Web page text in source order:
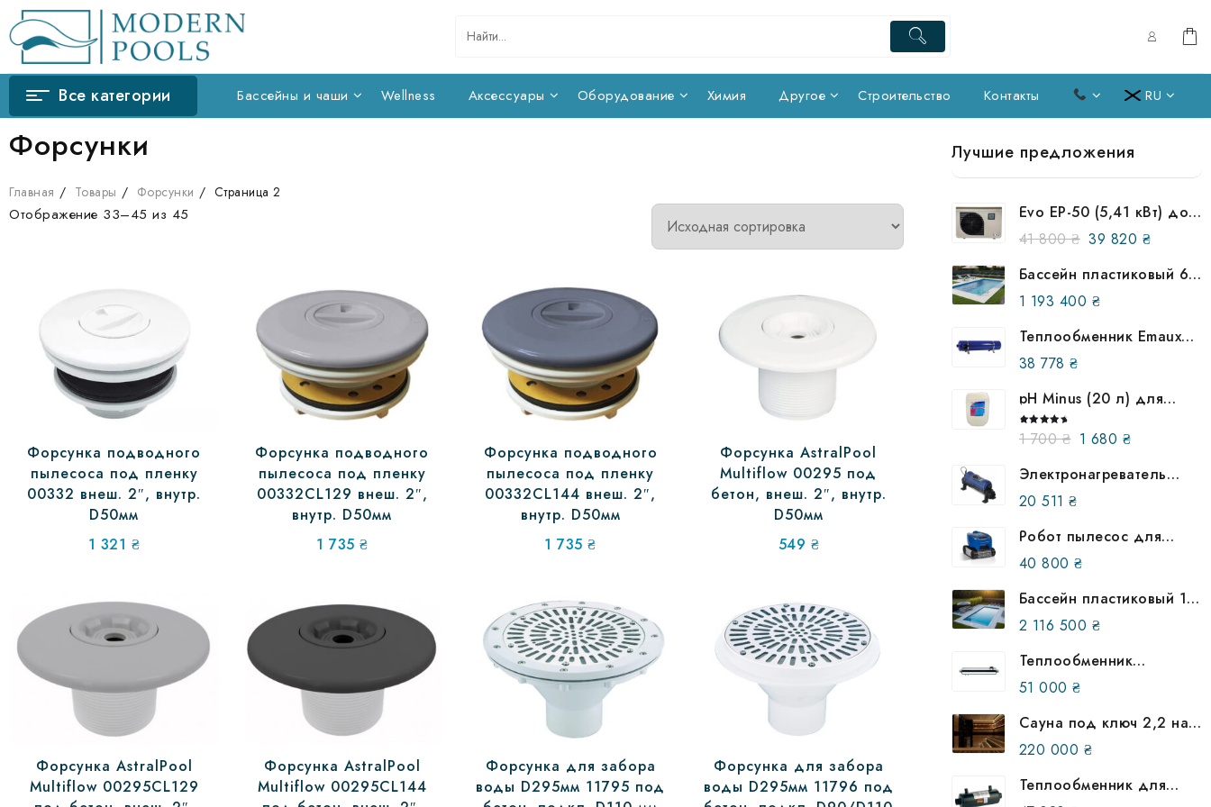
Skip
to
content
Все категории Бассейны и чаши Wellness Аксессуары Оборудование Химия Другое Строительство Контакты RU
Лучшие предложения
Evo EP-50 (5,41 кВт) до
25 м³ Тепловые насосы
для бассейна
41 800₴ Первоначальная
составляла
41
39 820 ₴Текущая
39
Бассейн пластиковый 6
на 3 метра в землю
(улучшенная
комплектация)
1 193 400 ₴
Теплообменник Emaux
HE 120 кВт (12477)
38 778₴
pH Minus (20 л) для
бассейна. Жидкость для
понижения уровня ПШ
Оценка
5.00из 5
1 700₴ Первоначальная
составляла
1 680 ₴Текущая
1
Электронагреватель
Elecro Flowline 2 Titan
18кВт 380В (23135)
20 511₴
Робот пылесос для
бассейна Zodiac Tornax
Pro RT 3200 (WR000093)
40 800₴
Бассейн пластиковый 12
на 6 метров в землю
(улучшенная
комплектация)
2 116 500 ₴
Теплообменник
трубчатый AIC B 400 117
кВт, 870700
51 000₴
Сауна под ключ 2,2 на
2,2м в доме
220 000 ₴
Теплообменник для
Форсунки
Главная Товары Форсунки Страница 2
Отображение 33–45 из 45
Форсунка подводного
пылесоса под пленку
00332 внеш. 2″, внутр.
D50мм
1 321 ₴
Форсунка подводного
пылесоса под пленку
00332CL129 внеш. 2″,
внутр. D50мм
1 735₴
Форсунка подводного
пылесоса под пленку
00332CL144 внеш. 2″,
внутр. D50мм
1 735₴
Форсунка AstralPool
Multiflow 00295 под
бетон, внеш. 2″, внутр.
D50мм
549 ₴
Форсунка AstralPool
Multiflow 00295CL129
Форсунка AstralPool
Multiflow 00295CL144
Форсунка для забора
воды D295мм 11795 под
Форсунка для забора
воды D295мм 11796 под